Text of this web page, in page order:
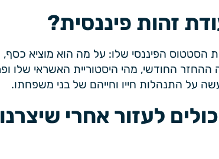
זהות פיננסית?
הסטטוס הפיננסי שלו: על מה הוא מוציא
החודשי, מהי היסטוריית האשראי שלו
על התנהלות חייו וחייהם של בני משפחתו.
לעזור אחרי